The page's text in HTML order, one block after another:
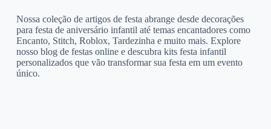
Nossa coleção de artigos de festa abrange desde decorações
para festa de aniversário infantil até temas encantadores como
Encanto, Stitch, Roblox, Tardezinha e muito mais. Explore
nosso blog de festas online e descubra kits festa infantil
personalizados que vão transformar sua festa em um evento
único.